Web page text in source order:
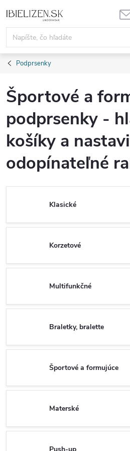
na
obsah
Podprsenky
Športové a
podprsenky -
košíky a
odopínateľné
Klasické
Korzetové
Multifunkčné
Braletky, bralette
Športové a formujúce
Materské
Push-up